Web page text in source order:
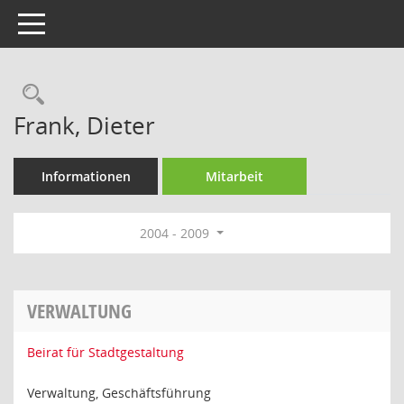
Toggle navigation
Rechercheauswahl
Frank, Dieter
Informationen Mitarbeit
2004 - 2009
VERWALTUNG
Beirat für Stadtgestaltung
Verwaltung, Geschäftsführung